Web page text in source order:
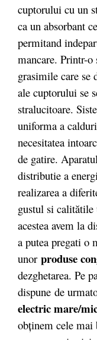
cuptorului cu un
ca un absorbant
permitand
mancare. Printr-o
grasimile care se
ale cuptorului se
stralucitoare.
uniforma a
necesitatea
de gatire.
distributie a
realizarea a
gustul si calitătile
acestea avem la
a putea pregati o
unor produse
dezghetarea. Pe
dispune de
electric mare/
obţinem cele mai